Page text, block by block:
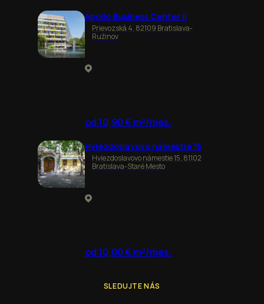
Apollo Business Center II
Prievozská 4, 82109 Bratislava-
Ružinov
od 10,90 € m²/mes.
Hviezdoslavovo námestie 15
Hviezdoslavovo námestie 15, 81102
Bratislava-Staré Mesto
od 10,00 € m²/mes.
SLEDUJTE NÁS